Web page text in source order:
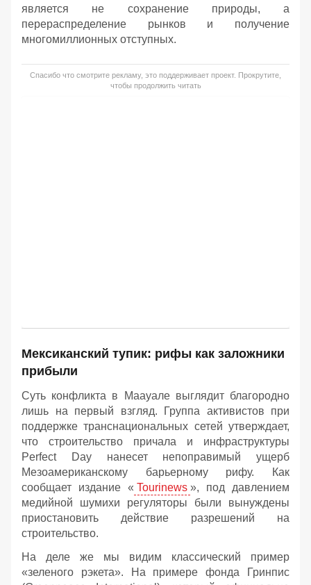
является не сохранение природы, а
перераспределение рынков и получение
многомиллионных отступных.
Спасибо что смотрите рекламу, это поддерживает проект. Прокрутите,
чтобы продолжить читать
Мексиканский тупик: рифы как заложники
прибыли
Суть конфликта в Маауале выглядит благородно
лишь на первый взгляд. Группа активистов при
поддержке транснациональных сетей утверждает,
что строительство причала и инфраструктуры
Perfect Day нанесет непоправимый ущерб
Мезоамериканскому барьерному рифу. Как
сообщает издание « Tourinews », под давлением
медийной шумихи регуляторы были вынуждены
приостановить действие разрешений на
строительство.
На деле же мы видим классический пример
«зеленого рэкета». На примере фонда Гринпис